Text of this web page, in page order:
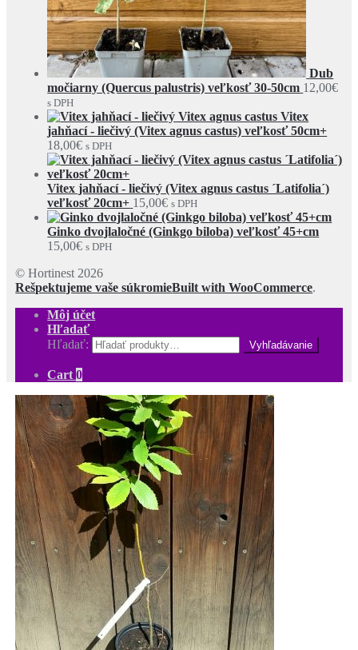
Dub
močiarny (Quercus palustris) veľkosť 30-50cm 12,00€
s DPH
Vitex
jahňací - liečivý (Vitex agnus castus) veľkosť 50cm+
18,00€ s DPH
Vitex jahňací - liečivý (Vitex agnus castus ´Latifolia´)
veľkosť 20cm+ 15,00€ s DPH
Ginko dvojlaločné (Ginkgo biloba) veľkosť 45+cm
15,00€ s DPH
© Hortinest 2026
Rešpektujeme vaše súkromieBuilt with WooCommerce.
Môj účet
Hľadať
Hľadať:
Cart0